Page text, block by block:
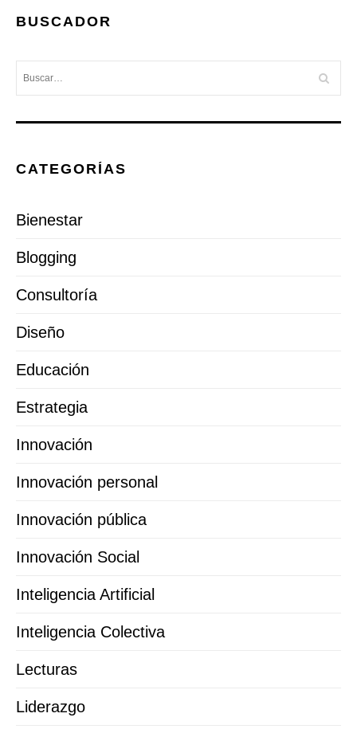
BUSCADOR
CATEGORÍAS
Bienestar
Blogging
Consultoría
Diseño
Educación
Estrategia
Innovación
Innovación personal
Innovación pública
Innovación Social
Inteligencia Artificial
Inteligencia Colectiva
Lecturas
Liderazgo